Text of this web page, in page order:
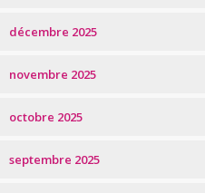
décembre 2025
novembre 2025
octobre 2025
septembre 2025